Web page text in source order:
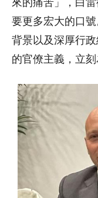
來的痛苦」，白
要更多宏大的口
背景以及深厚行
的官僚主義，立